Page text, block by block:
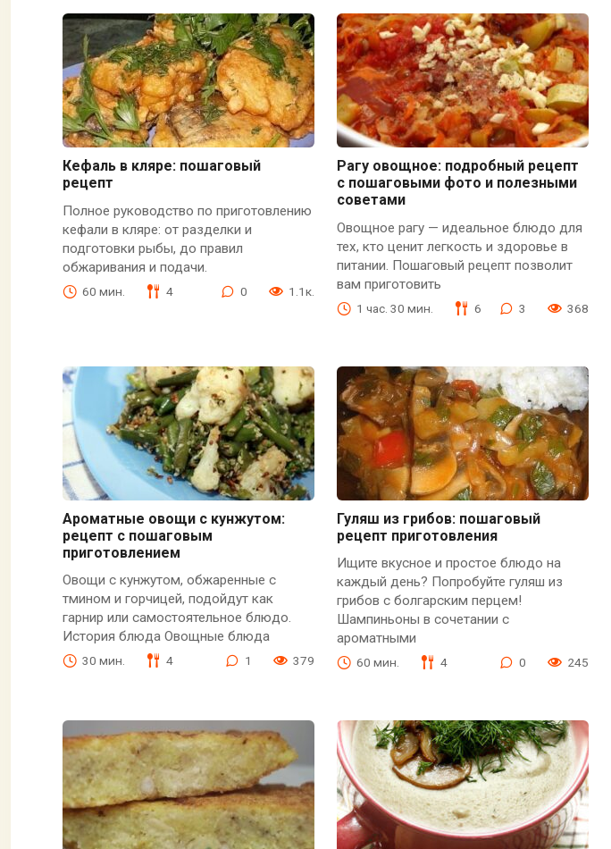
Кефаль в кляре: пошаговый
рецепт
Полное руководство по приготовлению
кефали в кляре: от разделки и
подготовки рыбы, до правил
обжаривания и подачи.
60 мин. 4 0 1.1к.
Рагу овощное: подробный рецепт
с пошаговыми фото и полезными
советами
Овощное рагу — идеальное блюдо для
тех, кто ценит легкость и здоровье в
питании. Пошаговый рецепт позволит
вам приготовить
1 час. 30 мин. 6 3 368
Ароматные овощи с кунжутом:
рецепт с пошаговым
приготовлением
Овощи с кунжутом, обжаренные с
тмином и горчицей, подойдут как
гарнир или самостоятельное блюдо.
История блюда Овощные блюда
30 мин. 4 1 379
Гуляш из грибов: пошаговый
рецепт приготовления
Ищите вкусное и простое блюдо на
каждый день? Попробуйте гуляш из
грибов с болгарским перцем!
Шампиньоны в сочетании с
ароматными
60 мин. 4 0 245